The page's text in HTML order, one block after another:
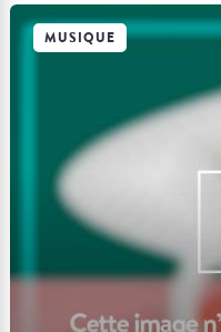
MUSIQUE